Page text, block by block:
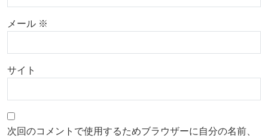
メール ※
サイト
次回のコメントで使用するためブラウザーに自分の名前、